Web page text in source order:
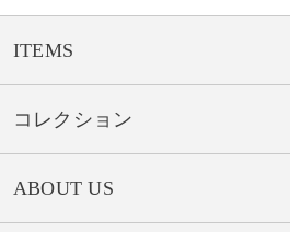
ITEMS
コレクション
ABOUT US